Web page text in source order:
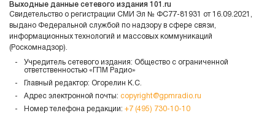
Выходные данные сетевого издания 101.ru
Свидетельство о регистрации СМИ Эл № ФС77-81931 от 16.09.2021,
выдано Федеральной службой по надзору в сфере связи,
информационных технологий и массовых коммуникаций
(Роскомнадзор).
Учредитель сетевого издания: Общество с ограниченной
ответственностью «ГПМ Радио»
Главный редактор: Огорелин К.С.
Адрес электронной почты: copyright@gpmradio.ru
Номер телефона редакции: +7 (495) 730-10-10